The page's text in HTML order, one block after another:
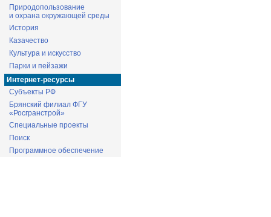
Природопользование
и охрана окружающей среды
История
Казачество
Культура и искусство
Парки и пейзажи
Интернет-ресурсы
Субъекты РФ
Брянский филиал ФГУ
«Росгранстрой»
Специальные проекты
Поиск
Программное обеспечение